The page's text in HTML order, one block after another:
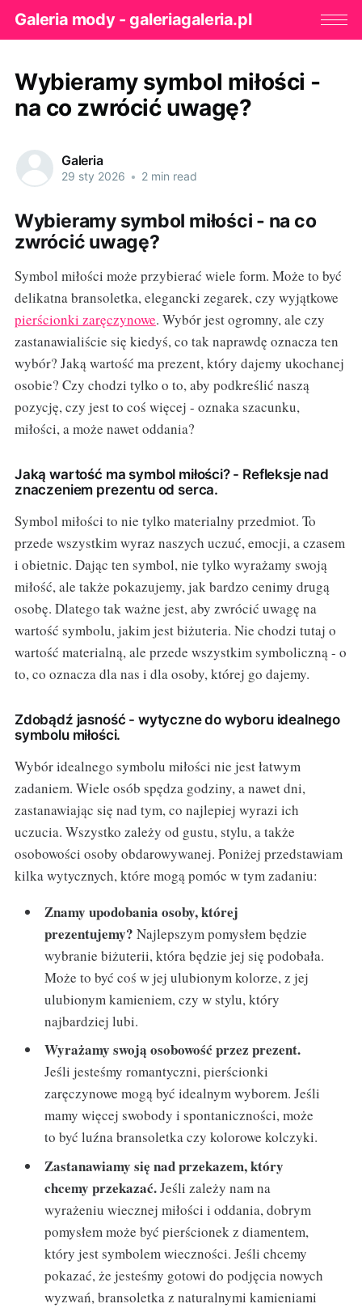
Galeria mody - galeriagaleria.pl
Wybieramy symbol miłości -
na co zwrócić uwagę?
Galeria
29 sty 2026 • 2 min read
Wybieramy symbol miłości - na co
zwrócić uwagę?
Symbol miłości może przybierać wiele form. Może to być
delikatna bransoletka, elegancki zegarek, czy wyjątkowe
pierścionki zaręczynowe. Wybór jest ogromny, ale czy
zastanawialiście się kiedyś, co tak naprawdę oznacza ten
wybór? Jaką wartość ma prezent, który dajemy ukochanej
osobie? Czy chodzi tylko o to, aby podkreślić naszą
pozycję, czy jest to coś więcej - oznaka szacunku,
miłości, a może nawet oddania?
Jaką wartość ma symbol miłości? - Refleksje nad
znaczeniem prezentu od serca.
Symbol miłości to nie tylko materialny przedmiot. To
przede wszystkim wyraz naszych uczuć, emocji, a czasem
i obietnic. Dając ten symbol, nie tylko wyrażamy swoją
miłość, ale także pokazujemy, jak bardzo cenimy drugą
osobę. Dlatego tak ważne jest, aby zwrócić uwagę na
wartość symbolu, jakim jest biżuteria. Nie chodzi tutaj o
wartość materialną, ale przede wszystkim symboliczną - o
to, co oznacza dla nas i dla osoby, której go dajemy.
Zdobądź jasność - wytyczne do wyboru idealnego
symbolu miłości.
Wybór idealnego symbolu miłości nie jest łatwym
zadaniem. Wiele osób spędza godziny, a nawet dni,
zastanawiając się nad tym, co najlepiej wyrazi ich
uczucia. Wszystko zależy od gustu, stylu, a także
osobowości osoby obdarowywanej. Poniżej przedstawiam
kilka wytycznych, które mogą pomóc w tym zadaniu:
Znamy upodobania osoby, której
prezentujemy? Najlepszym pomysłem będzie
wybranie biżuterii, która będzie jej się podobała.
Może to być coś w jej ulubionym kolorze, z jej
ulubionym kamieniem, czy w stylu, który
najbardziej lubi.
Wyrażamy swoją osobowość przez prezent.
Jeśli jesteśmy romantyczni, pierścionki
zaręczynowe mogą być idealnym wyborem. Jeśli
mamy więcej swobody i spontaniczności, może
to być luźna bransoletka czy kolorowe kolczyki.
Zastanawiamy się nad przekazem, który
chcemy przekazać.Jeśli zależy nam na
wyrażeniu wiecznej miłości i oddania, dobrym
pomysłem może być pierścionek z diamentem,
który jest symbolem wieczności. Jeśli chcemy
pokazać, że jesteśmy gotowi do podjęcia nowych
wyzwań, bransoletka z naturalnymi kamieniami